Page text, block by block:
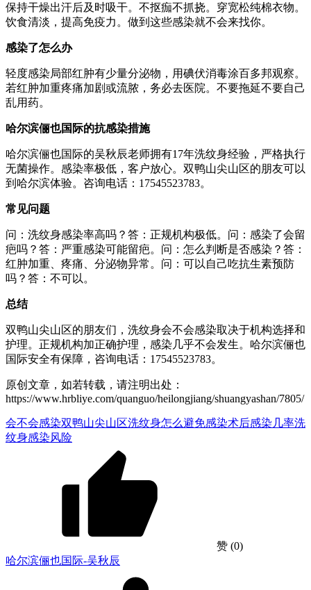
保持干燥出汗后及时吸干。不抠痂不抓挠。穿宽松纯棉衣物。
饮食清淡，提高免疫力。做到这些感染就不会来找你。
感染了怎么办
轻度感染局部红肿有少量分泌物，用碘伏消毒涂百多邦观察。
若红肿加重疼痛加剧或流脓，务必去医院。不要拖延不要自己
乱用药。
哈尔滨俪也国际的抗感染措施
哈尔滨俪也国际的吴秋辰老师拥有17年洗纹身经验，严格执行
无菌操作。感染率极低，客户放心。双鸭山尖山区的朋友可以
到哈尔滨体验。咨询电话：17545523783。
常见问题
问：洗纹身感染率高吗？答：正规机构极低。问：感染了会留
疤吗？答：严重感染可能留疤。问：怎么判断是否感染？答：
红肿加重、疼痛、分泌物异常。问：可以自己吃抗生素预防
吗？答：不可以。
总结
双鸭山尖山区的朋友们，洗纹身会不会感染取决于机构选择和
护理。正规机构加正确护理，感染几乎不会发生。哈尔滨俪也
国际安全有保障，咨询电话：17545523783。
原创文章，如若转载，请注明出处：
https://www.hrbliye.com/quanguo/heilongjiang/shuangyashan/7805/
会不会感染双鸭山尖山区洗纹身怎么避免感染术后感染几率洗
纹身感染风险
赞 (0)
哈尔滨俪也国际-吴秋辰